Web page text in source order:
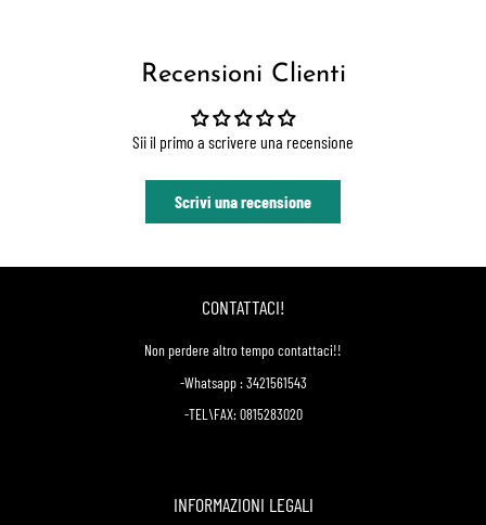
Recensioni Clienti
Sii il primo a scrivere una recensione
Scrivi una recensione
CONTATTACI!
Non perdere altro tempo contattaci!!
-Whatsapp : 3421561543
-TEL\FAX: 0815283020
INFORMAZIONI LEGALI